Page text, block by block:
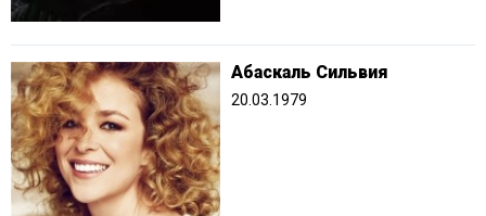
Абаскаль Сильвия
20.03.1979